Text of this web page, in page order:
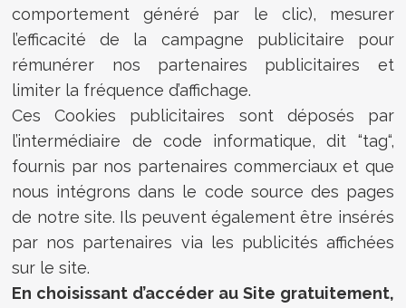
comportement généré par le clic), mesurer
l’efficacité de la campagne publicitaire pour
rémunérer nos partenaires publicitaires et
limiter la fréquence d’affichage.
Ces Cookies publicitaires sont déposés par
l’intermédiaire de code informatique, dit “tag“,
fournis par nos partenaires commerciaux et que
nous intégrons dans le code source des pages
de notre site. Ils peuvent également être insérés
par nos partenaires via les publicités affichées
sur le site.
En choisissant d’accéder au Site gratuitement,